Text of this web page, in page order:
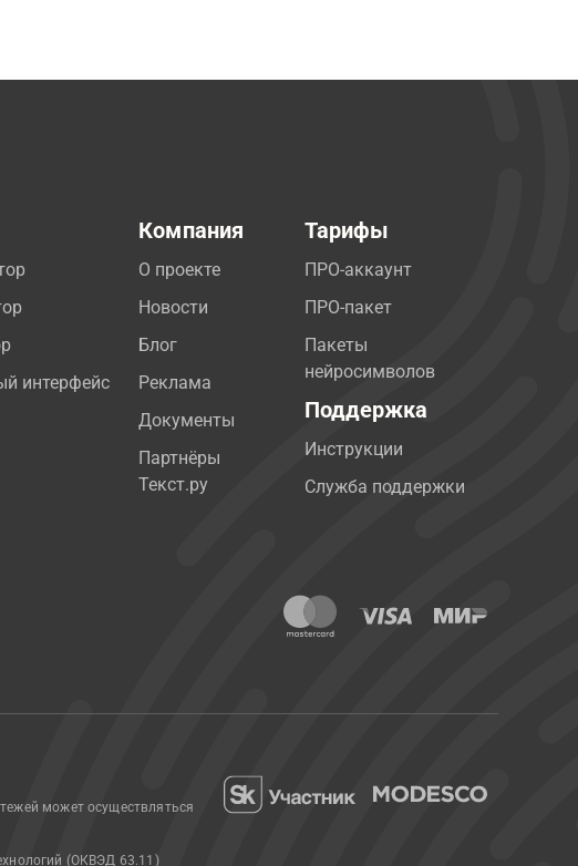
интерфейс
Компания
О проекте
Новости
Блог
Реклама
Документы
Партнёры
Текст.ру
Тарифы
ПРО-аккаунт
ПРО-пакет
Пакеты
нейросимволов
Поддержка
Инструкции
Служба поддержки
может осуществляться
(ОКВЭД 63.11)